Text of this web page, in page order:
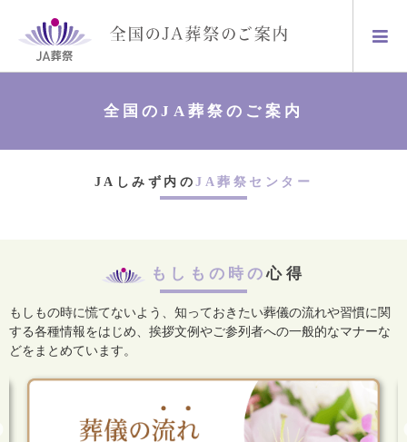
全国のJA葬祭のご案内
JAしみず内のJA葬祭センター
もしもの時の心得
もしもの時に慌てないよう、知っておきたい葬儀の流れや習慣に関
する各種情報をはじめ、 挨拶文例やご参列者への一般的なマナーな
どをまとめています。